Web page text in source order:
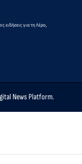
ειδήσεις για τη Λέρο,
News Platform.